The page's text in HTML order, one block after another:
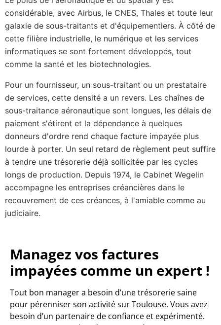
considérable, avec Airbus, le CNES, Thales et toute leur
galaxie de sous-traitants et d'équipementiers. À côté de
cette filière industrielle, le numérique et les services
informatiques se sont fortement développés, tout
comme la santé et les biotechnologies.
Pour un fournisseur, un sous-traitant ou un prestataire
de services, cette densité a un revers. Les chaînes de
sous-traitance aéronautique sont longues, les délais de
paiement s'étirent et la dépendance à quelques
donneurs d'ordre rend chaque facture impayée plus
lourde à porter. Un seul retard de règlement peut suffire
à tendre une trésorerie déjà sollicitée par les cycles
longs de production. Depuis 1974, le Cabinet Wegelin
accompagne les entreprises créancières dans le
recouvrement de ces créances, à l'amiable comme au
judiciaire.
Managez vos factures
impayées comme un expert !
Tout bon manager a besoin d’une trésorerie saine
pour pérenniser son activité sur Toulouse. Vous avez
besoin d’un partenaire de confiance et expérimenté.